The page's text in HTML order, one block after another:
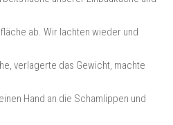
ab. Wir lachten wieder und
verlagerte das Gewicht, machte
Hand an die Schamlippen und